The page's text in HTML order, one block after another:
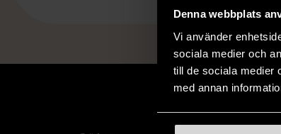
Denna webbplats
Vi använder
sociala medier och
till de sociala medier
med annan